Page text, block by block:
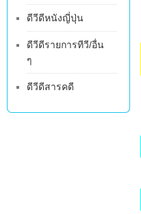
ดีวีดีหนังญี่ปุ่น
ดีวีดีรายการทีวี/อื่น
ๆ
ดีวีดีสารคดี